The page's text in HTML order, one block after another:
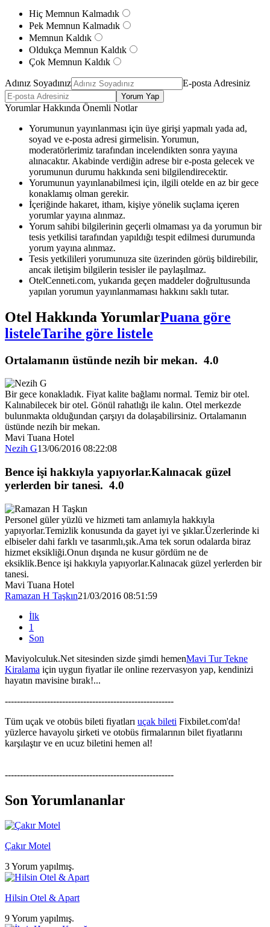
Hiç Memnun Kalmadık
Pek Memnun Kalmadık
Memnun Kaldık
Oldukça Memnun Kaldık
Çok Memnun Kaldık
Adınız Soyadınız E-posta Adresiniz
Yorum Yap
Yorumlar Hakkında Önemli Notlar
Yorumunun yayınlanması için üye girişi yapmalı yada ad,
soyad ve e-posta adresi girmelisin. Yorumun,
moderatörlerimiz tarafından incelendikten sonra yayına
alınacaktır. Akabinde verdiğin adrese bir e-posta gelecek ve
yorumunun durumu hakkında seni bilgilendirecektir.
Yorumunun yayınlanabilmesi için, ilgili otelde en az bir gece
konaklamış olman gerekir.
İçeriğinde hakaret, itham, kişiye yönelik suçlama içeren
yorumlar yayına alınmaz.
Yorum sahibi bilgilerinin geçerli olmaması ya da yorumun bir
tesis yetkilisi tarafından yapıldığı tespit edilmesi durumunda
yorum yayına alınmaz.
Tesis yetkilileri yorumunuza site üzerinden görüş bildirebilir,
ancak iletişim bilgilerin tesisler ile paylaşılmaz.
OtelCenneti.com, yukarıda geçen maddeler doğrultusunda
yapılan yorumun yayınlanmaması hakkını saklı tutar.
Otel Hakkında YorumlarPuana göre
listeleTarihe göre listele
Ortalamanın üstünde nezih bir mekan. 4.0
Bir gece konakladık. Fiyat kalite bağlamı normal. Temiz bir otel.
Kalınabilecek bir otel. Gönül rahatlığı ile kalın. Otel merkezde
bulunmakta olduğundan çarşıyı da dolaşabilirsiniz. Ortalamanın
üstünde nezih bir mekan.
Mavi Tuana Hotel
Nezih G13/06/2016 08:22:08
Bence işi hakkıyla yapıyorlar.Kalınacak güzel
yerlerden bir tanesi. 4.0
Personel güler yüzlü ve hizmeti tam anlamıyla hakkıyla
yapıyorlar.Temizlik konusunda da gayet iyi ve şıklar.Üzerlerinde ki
elbiseler dahi farklı ve tasarımlı,şık.Ama tek sorun odalarda biraz
hizmet eksikliği.Onun dışında ne kusur gördüm ne de
eksiklik.Bence işi hakkıyla yapıyorlar.Kalınacak güzel yerlerden bir
tanesi.
Mavi Tuana Hotel
Ramazan H Taşkın21/03/2016 08:51:59
İlk
1
Son
Maviyolculuk.Net sitesinden sizde şimdi hemenMavi Tur Tekne
Kiralama için uygun fiyatlar ile online rezervasyon yap, kendinizi
hayatın mavisine bırak!...
--------------------------------------------------------
Tüm uçak ve otobüs bileti fiyatları uçak bileti Fixbilet.com'da!
yüzlerce havayolu şirketi ve otobüs firmalarının bilet fiyatlarını
karşılaştır ve en ucuz biletini hemen al!
--------------------------------------------------------
Son Yorumlananlar
Çakır Motel
3 Yorum yapılmış.
Hilsin Otel & Apart
9 Yorum yapılmış.